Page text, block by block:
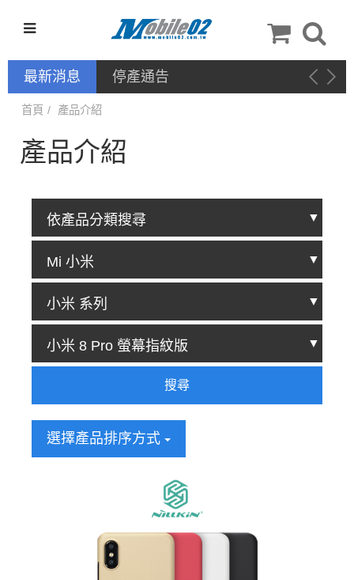
最新消息 停產通告
首頁 產品介紹
產品介紹
搜尋
選擇產品排序方式